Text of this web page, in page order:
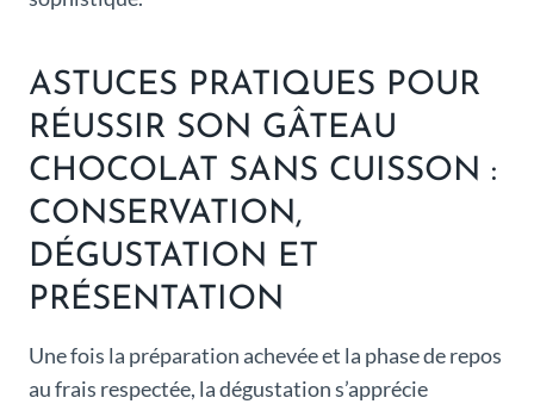
ASTUCES PRATIQUES POUR
RÉUSSIR SON GÂTEAU
CHOCOLAT SANS CUISSON :
CONSERVATION,
DÉGUSTATION ET
PRÉSENTATION
Une fois la préparation achevée et la phase de repos
au frais respectée, la dégustation s’apprécie